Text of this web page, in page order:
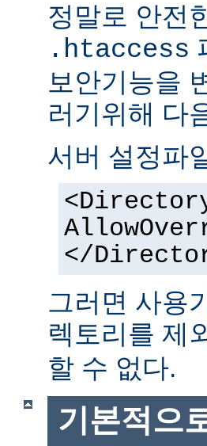
정말로 안전
.htaccess
보안기능을
러기위해 다
서버 설정파
</
그러면 사용
렉토리를 제
할 수 없다.
기본적으